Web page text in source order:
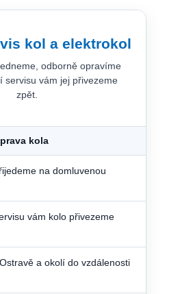
kol a elektrokol
odborně opravíme
servisu vám jej přivezeme
zpět.
kola
na domluvenou
vám kolo přivezeme
a okolí do vzdálenosti